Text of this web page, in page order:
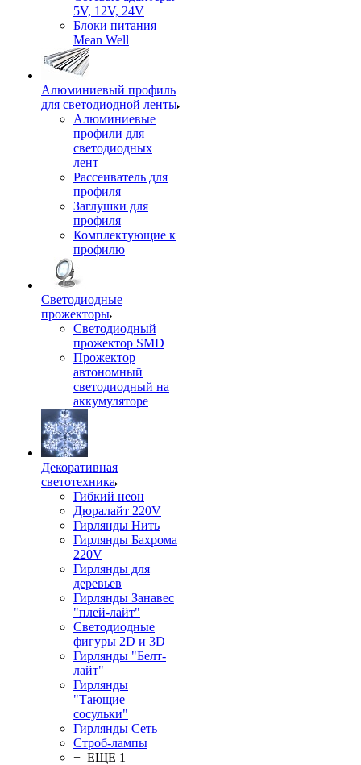
5V, 12V, 24V
Блоки питания
Mean Well
Алюминиевый профиль
для светодиодной ленты
Алюминиевые
профили для
светодиодных
лент
Рассеиватель для
профиля
Заглушки для
профиля
Комплектующие к
профилю
Светодиодные
прожекторы
Светодиодный
прожектор SMD
Прожектор
автономный
светодиодный на
аккумуляторе
Декоративная
светотехника
Гибкий неон
Дюралайт 220V
Гирлянды Нить
Гирлянды Бахрома
220V
Гирлянды для
деревьев
Гирлянды Занавес
"плей-лайт"
Светодиодные
фигуры 2D и 3D
Гирлянды "Белт-
лайт"
Гирлянды
"Тающие
сосульки"
Гирлянды Сеть
Строб-лампы
+ ЕЩЕ 1